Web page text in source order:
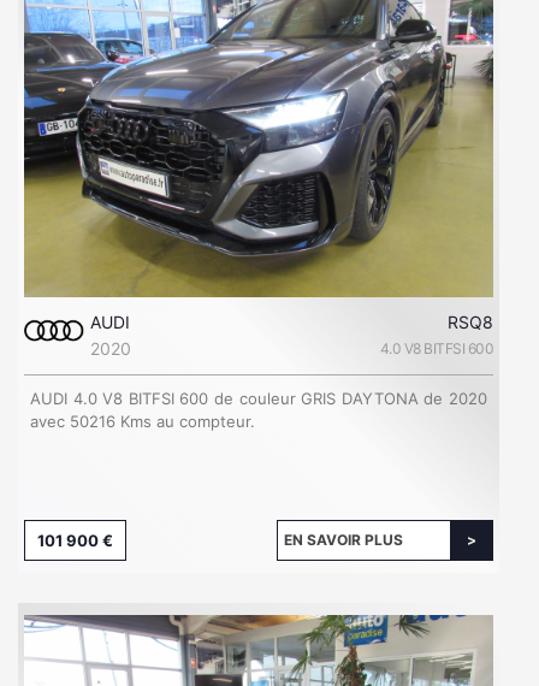
AUDI
RSQ8
2020
4.0 V8 BITFSI 600
AUDI 4.0 V8 BITFSI 600 de couleur GRIS DAYTONA de 2020
avec 50216 Kms au compteur.
101 900 € EN SAVOIR PLUS